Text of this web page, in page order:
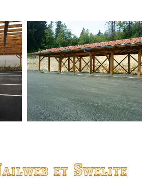
et Swelite